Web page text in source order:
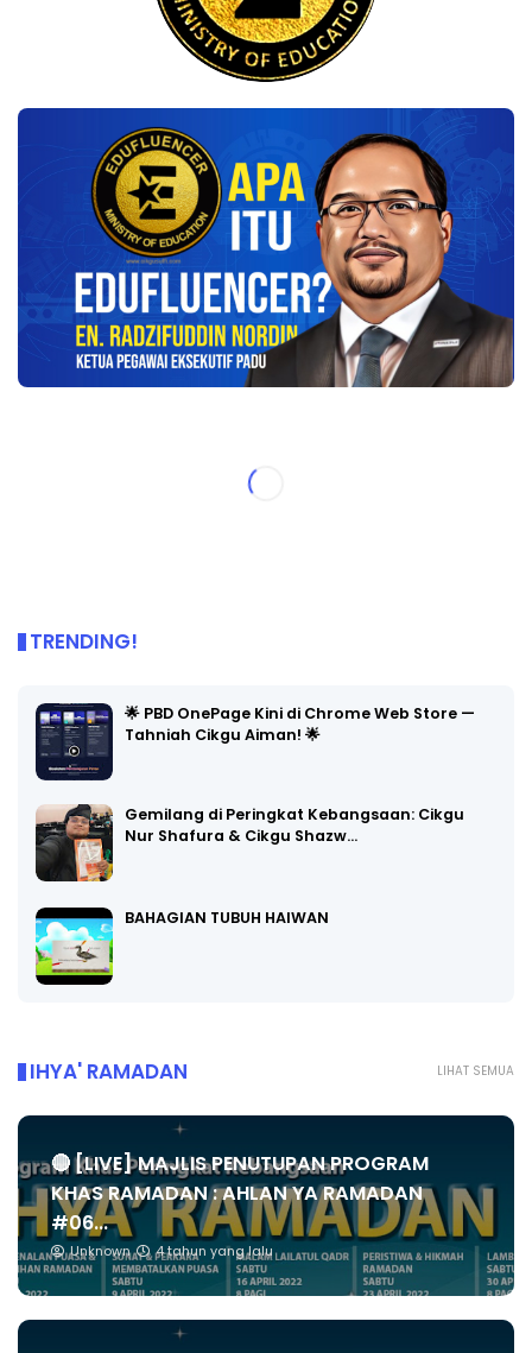
TRENDING!
🌟 PBD OnePage Kini di Chrome Web Store —
Tahniah Cikgu Aiman! 🌟
Gemilang di Peringkat Kebangsaan: Cikgu
Nur Shafura & Cikgu Shazw…
BAHAGIAN TUBUH HAIWAN
LIHAT SEMUA
IHYA' RAMADAN
🔴 [LIVE] MAJLIS PENUTUPAN PROGRAM
KHAS RAMADAN : AHLAN YA RAMADAN
#06...
Unknown 4 tahun yang lalu